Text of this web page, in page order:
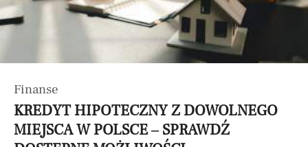
Finanse
KREDYT HIPOTECZNY Z DOWOLNEGO
MIEJSCA W POLSCE – SPRAWDŹ